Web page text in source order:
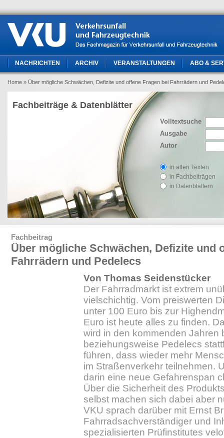
NACHRICHTEN ARCHIV VERANSTALTUNGEN ABO &
Home » Über mögliche Schwächen, Defizite und offene Fragen bei Fahrrädern und
Volltextsuche
Ausgabe
Autor
in allen Texten
in Fachbeiträgen
in Datenblättern
Fachbeiträge & Datenblätter
Fachbeitrag
Über mögliche Schwächen, Defizite und
Fahrrädern und Pedelecs
Von Thomas Seidenstücker
Der Fahrradmarkt ist extrem
vielschichtig. Vom preiswerten
unter 100 Euro bis zur
Euro ist heute alles zu finden.
wird in den kommenden Jahren
beziehungsweise Pedelecs
führen, dass wieder mehr
im Straßenverkehr teilnehmen.
darin eine neue Gefahrenspan
Über die Sicherheit des
selbst machen sich dabei aber
VKU sprach darüber mit Ernst
Fahrradsachverständiger und
spezialisierten Prüfinstitutes